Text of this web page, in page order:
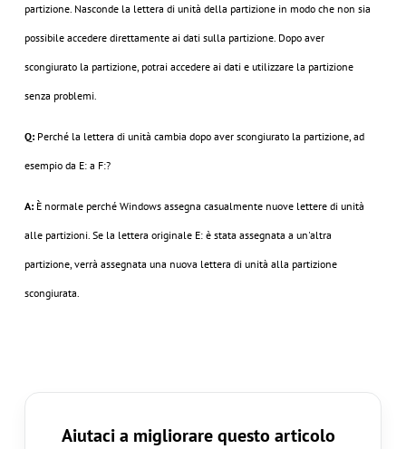
partizione. Nasconde la lettera di unità della partizione in modo che non sia
possibile accedere direttamente ai dati sulla partizione. Dopo aver
scongiurato la partizione, potrai accedere ai dati e utilizzare la partizione
senza problemi.
Q: Perché la lettera di unità cambia dopo aver scongiurato la partizione, ad
esempio da E: a F:?
A: È normale perché Windows assegna casualmente nuove lettere di unità
alle partizioni. Se la lettera originale E: è stata assegnata a un'altra
partizione, verrà assegnata una nuova lettera di unità alla partizione
scongiurata.
Aiutaci a migliorare questo articolo